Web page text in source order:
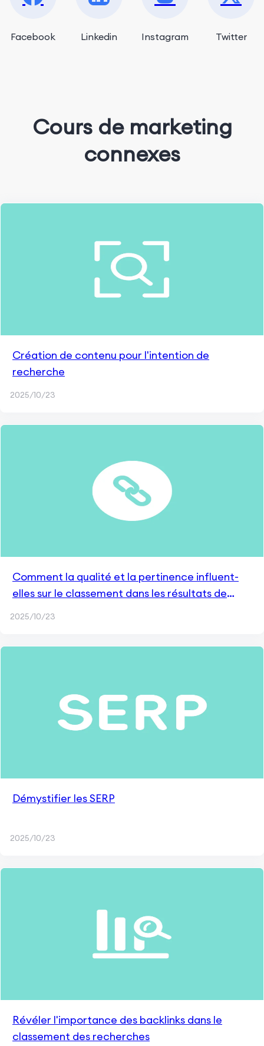
Facebook Linkedin Instagram Twitter
Cours de marketing
connexes
Création de contenu pour l'intention de
recherche
2025/10/23
Comment la qualité et la pertinence influent-
elles sur le classement dans les résultats de
2025/10/23
Démystifier les SERP
2025/10/23
Révéler l'importance des backlinks dans le
classement des recherches